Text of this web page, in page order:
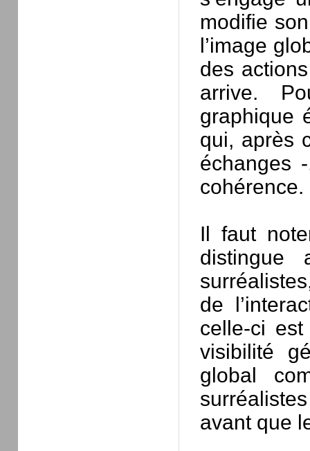
modifie
l’image
des
arrive.
graphique
qui, après
échanges
cohérence.
Il faut
de
celle-ci
visibilité
global
avant que